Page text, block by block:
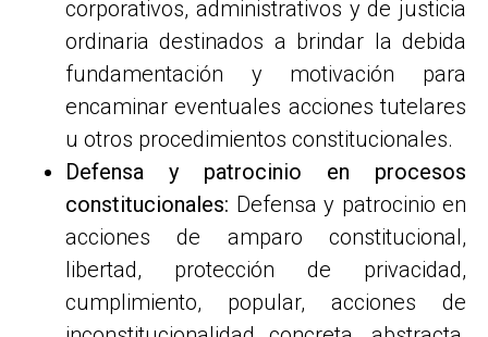
corporativos, administrativos y de justicia
ordinaria destinados a brindar la debida
fundamentación y motivación para
encaminar eventuales acciones tutelares
u otros procedimientos constitucionales.
Defensa y patrocinio en procesos
constitucionales: Defensa y patrocinio en
acciones de amparo constitucional,
libertad, protección de privacidad,
cumplimiento, popular, acciones de